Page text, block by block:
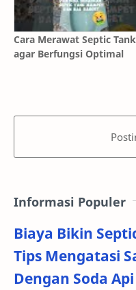
Cara Merawat Septic Tank
agar Berfungsi Optimal
Informasi Populer
Biaya Bikin
Tips Mengatasi
Dengan Soda Api